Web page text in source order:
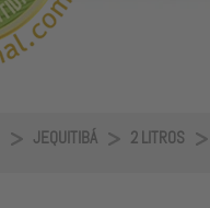
JEQUITIBÁ 2 LITROS